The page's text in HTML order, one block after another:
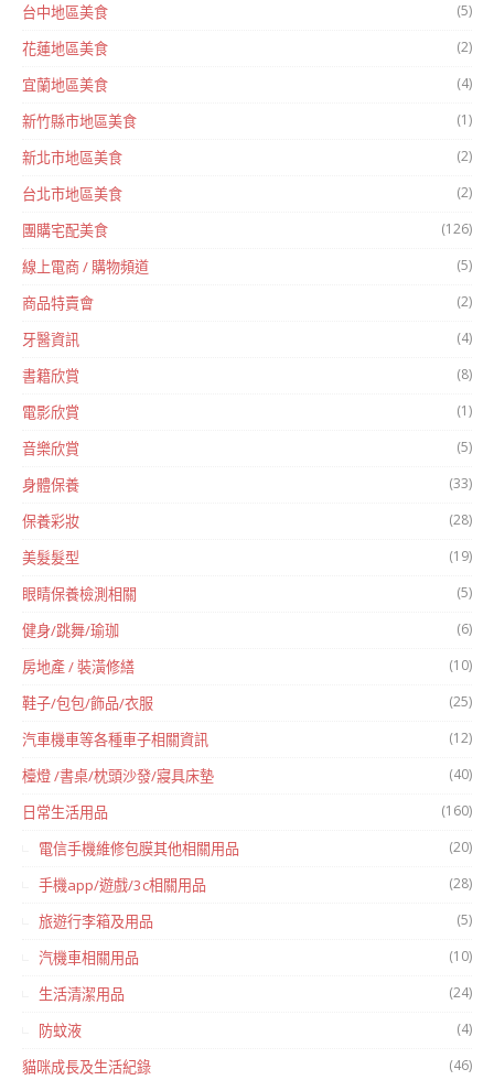
台中地區美食 (5)
花蓮地區美食 (2)
宜蘭地區美食 (4)
新竹縣市地區美食 (1)
新北市地區美食 (2)
台北市地區美食 (2)
團購宅配美食 (126)
線上電商 / 購物頻道 (5)
商品特賣會 (2)
牙醫資訊 (4)
書籍欣賞 (8)
電影欣賞 (1)
音樂欣賞 (5)
身體保養 (33)
保養彩妝 (28)
美髮髮型 (19)
眼睛保養檢測相關 (5)
健身/跳舞/瑜珈 (6)
房地產 / 裝潢修繕 (10)
鞋子/包包/飾品/衣服 (25)
汽車機車等各種車子相關資訊 (12)
檯燈 /書桌/枕頭沙發/寢具床墊 (40)
日常生活用品 (160)
電信手機維修包膜其他相關用品 (20)
手機app/遊戲/3c相關用品 (28)
旅遊行李箱及用品 (5)
汽機車相關用品 (10)
生活清潔用品 (24)
防蚊液 (4)
貓咪成長及生活紀錄 (46)